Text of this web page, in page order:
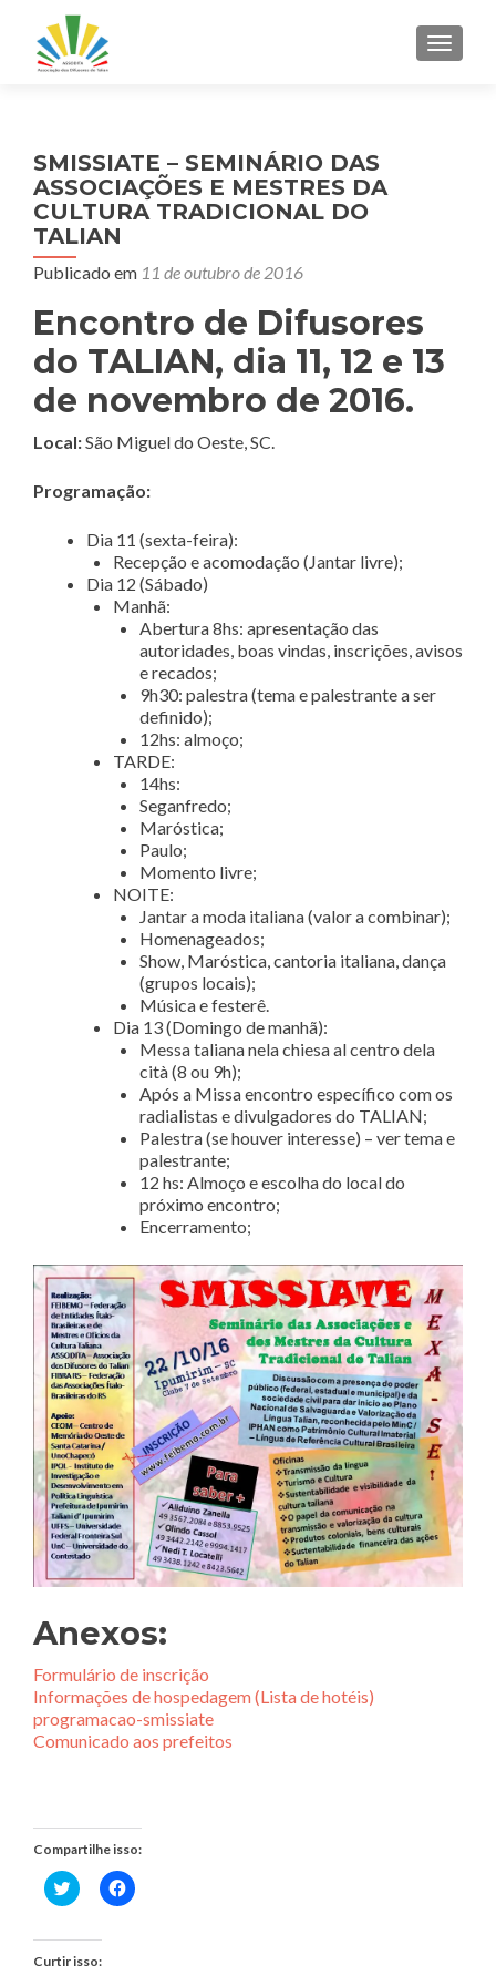
SMISSIATE – SEMINÁRIO DAS
ASSOCIAÇÕES E MESTRES DA
CULTURA TRADICIONAL DO
TALIAN
Publicado em 11 de outubro de 2016
Encontro de Difusores
do TALIAN, dia 11, 12 e 13
de novembro de 2016.
Local:São Miguel do Oeste, SC.
Programação:
Dia 11 (sexta-feira):
Recepção e acomodação (Jantar livre);
Dia 12 (Sábado)
Manhã:
Abertura 8hs: apresentação das
autoridades, boas vindas, inscrições, avisos
e recados;
9h30: palestra (tema e palestrante a ser
definido);
12hs: almoço;
TARDE:
14hs:
Seganfredo;
Maróstica;
Paulo;
Momento livre;
NOITE:
Jantar a moda italiana (valor a combinar);
Homenageados;
Show, Maróstica, cantoria italiana, dança
(grupos locais);
Música e festerê.
Dia 13 (Domingo de manhã):
Messa taliana nela chiesa al centro dela
cità (8 ou 9h);
Após a Missa encontro específico com os
radialistas e divulgadores do TALIAN;
Palestra (se houver interesse) – ver tema e
palestrante;
12 hs: Almoço e escolha do local do
próximo encontro;
Encerramento;
Anexos:
Formulário de inscrição
Informações de hospedagem (Lista de hotéis)
programacao-smissiate
Comunicado aos prefeitos
Compartilhe isso:
Clique
para
Twitter(abre
em
nova
Clique
para
Curtir isso: